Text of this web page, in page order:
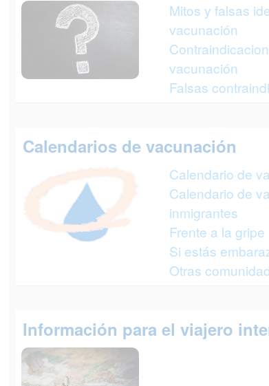
Mitos y falsas
vacunación
vacunación
Falsas
Calendarios de vacunación
Calendario de
Calendario de
inmigrantes
Frente a la gripe
Si estás
Otras
Información para el viajero